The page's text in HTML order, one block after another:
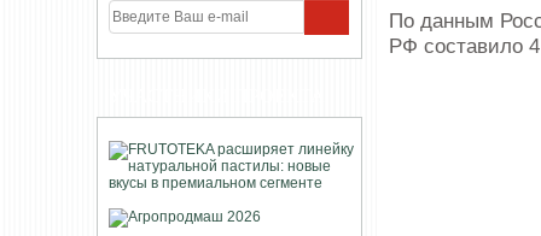
По данным
РФ составило